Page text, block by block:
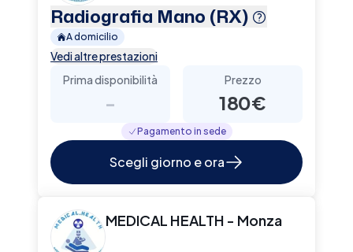
Radiografia Mano (RX)
A domicilio
Vedi altre prestazioni
Prima disponibilità
-
Prezzo
180€
Pagamento in sede
Scegli giorno e ora
MEDICAL HEALTH - Monza